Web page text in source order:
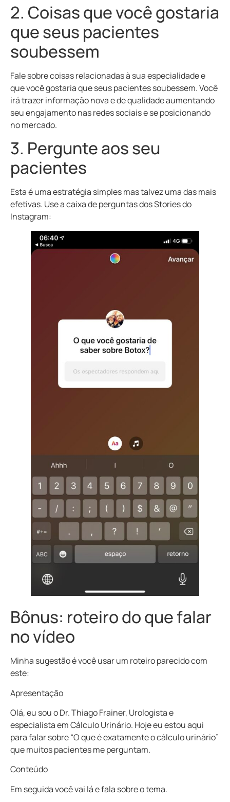
2. Coisas que você gostaria
que seus pacientes
soubessem
Fale sobre coisas relacionadas à sua especialidade e
que você gostaria que seus pacientes soubessem. Você
irá trazer informação nova e de qualidade aumentando
seu engajamento nas redes sociais e se posicionando
no mercado.
3. Pergunte aos seu
pacientes
Esta é uma estratégia simples mas talvez uma das mais
efetivas. Use a caixa de perguntas dos Stories do
Instagram:
Bônus: roteiro do que falar
no vídeo
Minha sugestão é você usar um roteiro parecido com
este:
Apresentação
Olá, eu sou o Dr. Thiago Frainer, Urologista e
especialista emCálculo Urinário. Hoje eu estou aqui
para falar sobre “O que é exatamente o cálculo urinário”
que muitos pacientes me perguntam.
Conteúdo
Em seguida você vai lá e fala sobre o tema.